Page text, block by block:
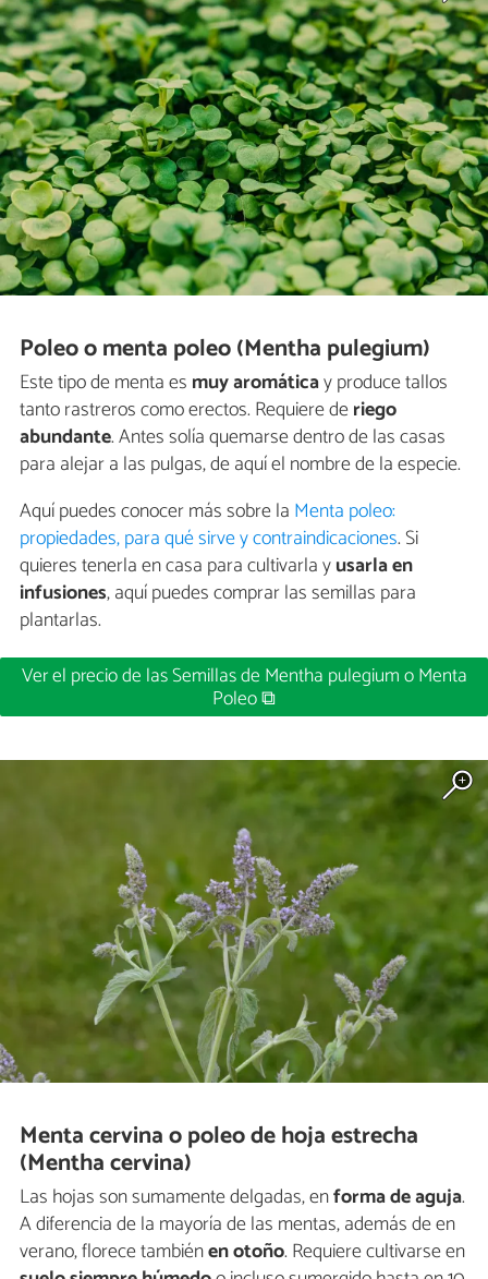
Poleo o menta poleo (Mentha pulegium)
Este tipo de menta es muy aromáticay produce tallos
tanto rastreros como erectos. Requiere deriego
abundante. Antes solía quemarse dentro de las casas
para alejar a las pulgas, de aquí el nombre de la especie.
Aquí puedes conocer más sobre la Menta poleo:
propiedades, para qué sirve y contraindicaciones. Si
quieres tenerla en casa para cultivarla yusarla en
infusiones, aquí puedes comprar las semillas para
plantarlas.
Ver el precio de las Semillas de Mentha pulegium o Menta
Poleo ⧉
Menta cervina o poleo de hoja estrecha
(Mentha cervina)
Las hojas son sumamente delgadas, enforma de aguja.
A diferencia de la mayoría de las mentas, además de en
verano, florece tambiénen otoño. Requiere cultivarse en